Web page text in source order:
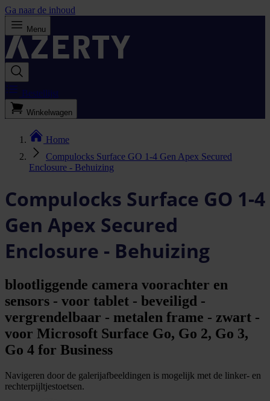
Ga naar de inhoud
Menu
Bestellijst
Winkelwagen
Home
Compulocks Surface GO 1-4 Gen Apex Secured
Enclosure - Behuizing
Compulocks Surface GO 1-4
Gen Apex Secured
Enclosure - Behuizing
blootliggende camera voorachter en
sensors - voor tablet - beveiligd -
vergrendelbaar - metalen frame - zwart -
voor Microsoft Surface Go, Go 2, Go 3,
Go 4 for Business
Navigeren door de galerijafbeeldingen is mogelijk met de linker- en
rechterpijltjestoetsen.